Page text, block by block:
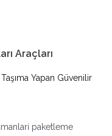
Araçları
Yapan Güvenilir